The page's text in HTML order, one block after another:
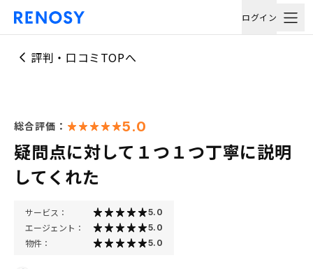
ログイン
評判・口コミTOPへ
総合評価： 5.0
疑問点に対して１つ１つ丁寧に説明
してくれた
サービス： 5.0
エージェント： 5.0
物件： 5.0